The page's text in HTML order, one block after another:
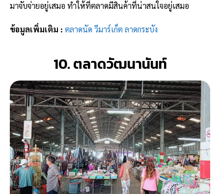
มาจับจ่ายอยู่เสมอ ทำให้ที่ตลาดมีสินค้าที่น่าสนใจอยู่เสมอ
ข้อมูลเพิ่มเติม : ตลาดนัด วีมาร์เก็ต ลาดกระบัง
10. ตลาดวัฒนานันท์